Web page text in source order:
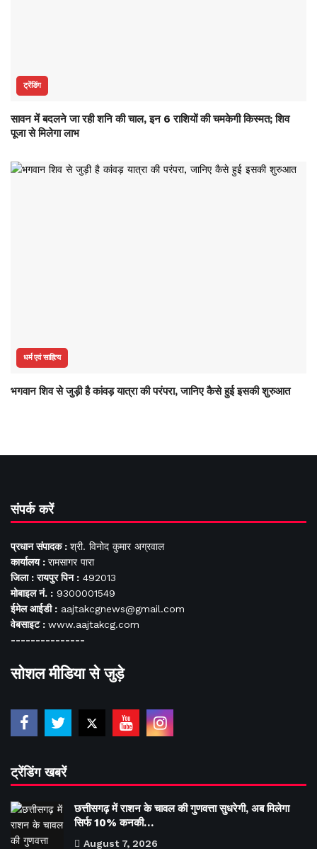
ट्रेंडिंग
सावन में बदलने जा रही शनि की चाल, इन 6 राशियों की चमकेगी किस्मत; शिव
पूजा से मिलेगा लाभ
धर्म एवं साहित्य
भगवान शिव से जुड़ी है कांवड़ यात्रा की परंपरा, जानिए कैसे हुई इसकी शुरुआत
संपर्क करें
प्रधान संपादक : श्री. विनोद कुमार अग्रवाल
कार्यालय : रामसागर पारा
जिला : रायपुर पिन : 492013
मोबाइल नं. : 9300001549
ईमेल आईडी : aajtakcgnews@gmail.com
वेबसाइट : www.aajtakcg.com
---------------
सोशल मीडिया से जुड़े
ट्रेंडिंग खबरें
छत्तीसगढ़ में राशन के चावल की गुणवत्ता सुधरेगी, अब मिलेगा
सिर्फ 10% कनकी…
August 7, 2026